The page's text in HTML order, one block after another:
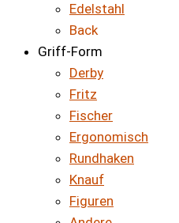
Edelstahl
Back
Griff-Form
Derby
Fritz
Fischer
Ergonomisch
Rundhaken
Knauf
Figuren